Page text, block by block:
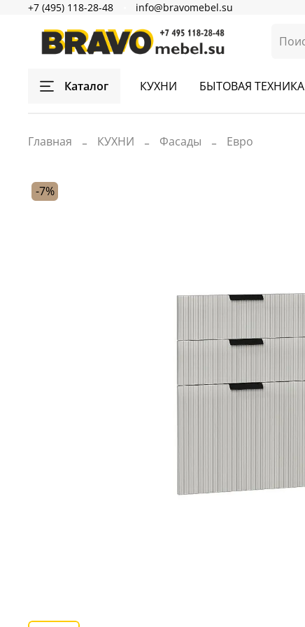
+7 (495) 118-28-48 info@bravomebel.su
Каталог КУХНИ БЫТОВАЯ ТЕХНИКА
Главная КУХНИ Фасады Евро
-7%